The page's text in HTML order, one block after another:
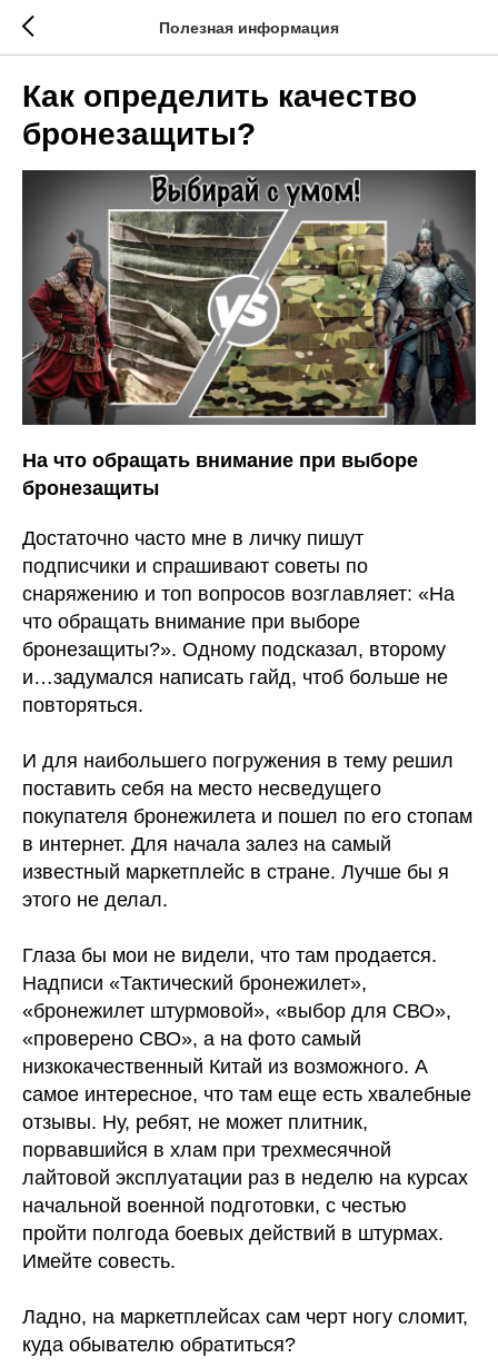
Полезная информация
Как определить качество
бронезащиты?
На что обращать внимание при выборе
бронезащиты
Достаточно часто мне в личку пишут
подписчики и спрашивают советы по
снаряжению и топ вопросов возглавляет: «На
что обращать внимание при выборе
бронезащиты?». Одному подсказал, второму
и…задумался написать гайд, чтоб больше не
повторяться.
И для наибольшего погружения в тему решил
поставить себя на место несведущего
покупателя бронежилета и пошел по его стопам
в интернет. Для начала залез на самый
известный маркетплейс в стране. Лучше бы я
этого не делал.
Глаза бы мои не видели, что там продается.
Надписи «Тактический бронежилет»,
«бронежилет штурмовой», «выбор для СВО»,
«проверено СВО», а на фото самый
низкокачественный Китай из возможного. А
самое интересное, что там еще есть хвалебные
отзывы. Ну, ребят, не может плитник,
порвавшийся в хлам при трехмесячной
лайтовой эксплуатации раз в неделю на курсах
начальной военной подготовки, с честью
пройти полгода боевых действий в штурмах.
Имейте совесть.
Ладно, на маркетплейсах сам черт ногу сломит,
куда обывателю обратиться?